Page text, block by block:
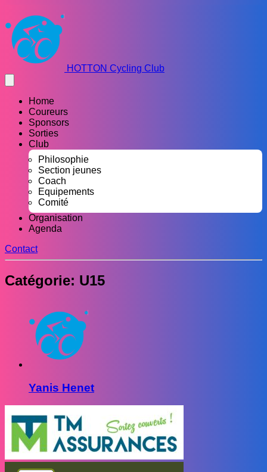
HOTTON Cycling Club
Home
Coureurs
Sponsors
Sorties
Club
Philosophie
Section jeunes
Coach
Equipements
Comité
Organisation
Agenda
Contact
Catégorie: U15
Yanis Henet